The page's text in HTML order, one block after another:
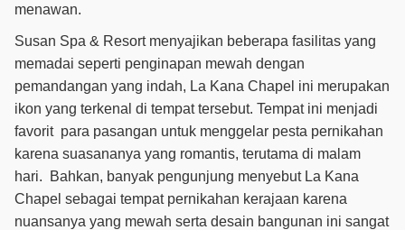
menawan.
Susan Spa & Resort menyajikan beberapa fasilitas yang
memadai seperti penginapan mewah dengan
pemandangan yang indah, La Kana Chapel ini merupakan
ikon yang terkenal di tempat tersebut. Tempat ini menjadi
favorit para pasangan untuk menggelar pesta pernikahan
karena suasananya yang romantis, terutama di malam
hari. Bahkan, banyak pengunjung menyebut La Kana
Chapel sebagai tempat pernikahan kerajaan karena
nuansanya yang mewah serta desain bangunan ini sangat